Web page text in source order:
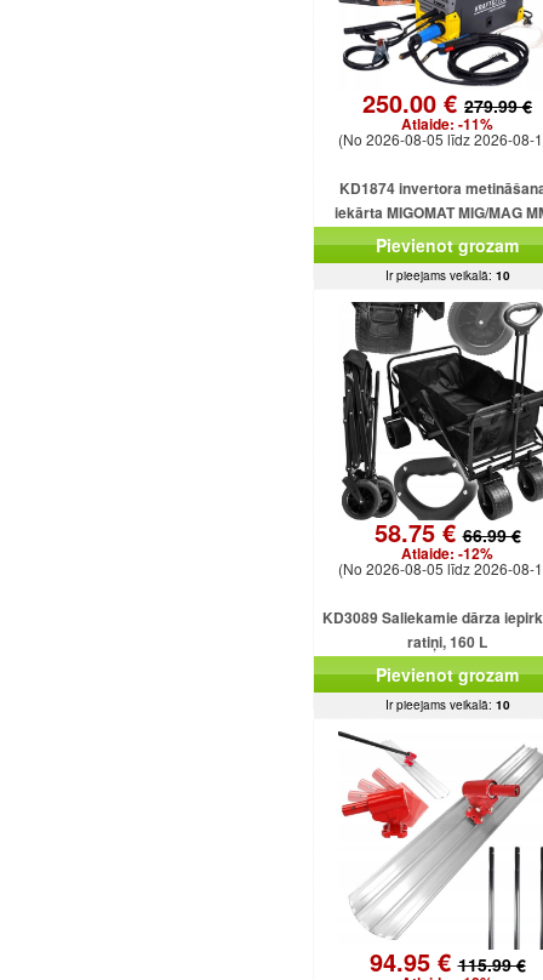
250.00 € 279.99 €
Atlaide: -11%
(No 2026-08-05 līdz 2026-08-
KD1874 invertora
iekārta MIGOMAT MIG/MAG
FCAW Flux TIG Lift 250A
Pievienot grozam
Ir pieejams veikalā: 10
58.75 €66.99 €
Atlaide: -12%
(No 2026-08-05 līdz 2026-08-
KD3089 Saliekamie dārza
ratiņi, 160 L
Pievienot grozam
Ir pieejams veikalā: 10
94.95 €115.99 €